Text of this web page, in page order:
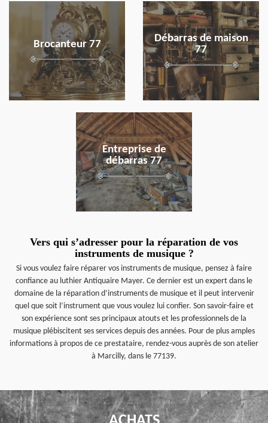
Brocanteur 77
en savoir plus
Débarras de maison
77
en savoir plus
Entreprise de
débarras 77
en savoir plus
Vers qui s’adresser pour la réparation de vos
instruments de musique ?
Si vous voulez faire réparer vos instruments de musique, pensez à faire
confiance au luthier Antiquaire Mayer. Ce dernier est un expert dans le
domaine de la réparation d’instruments de musique et il peut intervenir
quel que soit l’instrument que vous voulez lui confier. Son savoir-faire et
son expérience sont ses principaux atouts et les professionnels de la
musique plébiscitent ses services depuis des années. Pour de plus amples
informations à propos de ce prestataire, rendez-vous auprès de son atelier
à Marcilly, dans le 77139.